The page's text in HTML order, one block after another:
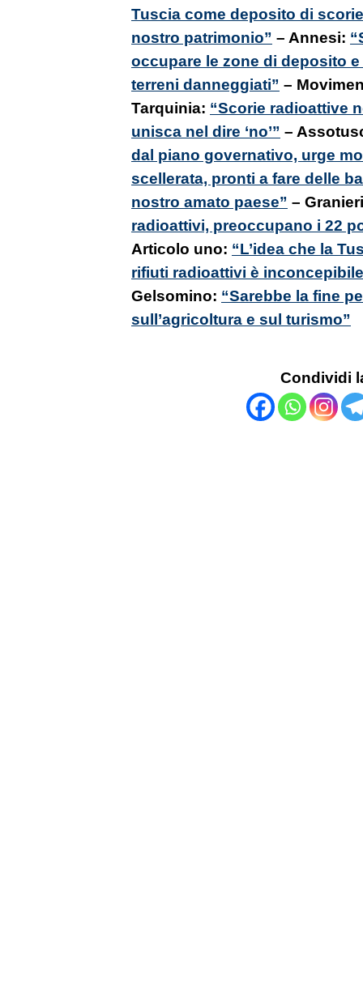
Tuscia come deposito di
nostro patrimonio” – Annesi:
occupare le zone di deposito
terreni danneggiati” –
Tarquinia: “Scorie radioattive
unisca nel dire ‘no’” –
dal piano governativo, urge
scellerata, pronti a fare delle
nostro amato paese” –
radioattivi, preoccupano i 22
Articolo uno: “L’idea che la
rifiuti radioattivi è
Gelsomino: “Sarebbe la fine
sull’agricoltura e sul turismo”
Condividi